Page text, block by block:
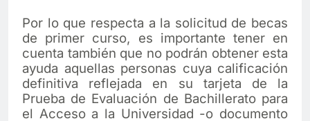
Por lo que respecta a la solicitud de becas
de primer curso, es importante tener en
cuenta también que no podrán obtener esta
ayuda aquellas personas cuya calificación
definitiva reflejada en su tarjeta de la
Prueba de Evaluación de Bachillerato para
el Acceso a la Universidad -o documento